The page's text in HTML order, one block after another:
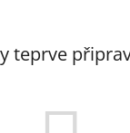
teprve